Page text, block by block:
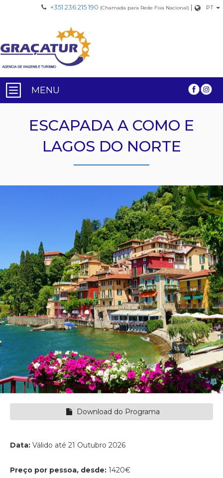
+351 236 215 190 (Chamada para Rede Fixa Nacional) | PT
MENU
ESCAPADA A COMO E
LAGOS DO NORTE
Download do Programa
Data: Válido até 21 Outubro 2026
Preço por pessoa, desde: 1420€